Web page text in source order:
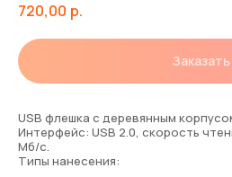
720,00 р.
Заказать
USB флешка с деревянным
Интерфейс: USB 2.0, скорость
Мб/с.
Типы нанесения: